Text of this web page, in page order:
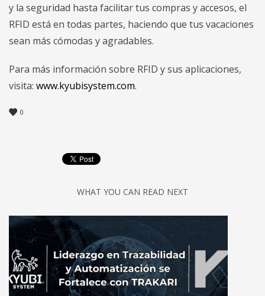
y la seguridad hasta facilitar tus compras y accesos, el
RFID está en todas partes, haciendo que tus vacaciones
sean más cómodas y agradables.
Para más información sobre RFID y sus aplicaciones,
visita: www.kyubisystem.com.
0
WHAT YOU CAN READ NEXT